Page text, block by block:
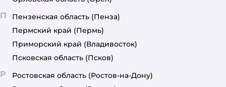
П Пензенская область (Пенза)
Пермский край (Пермь)
Приморский край (Владивосток)
Псковская область (Псков)
Р Ростовская область (Ростов-на-Дону)